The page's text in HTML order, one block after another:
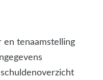
en tenaamstelling